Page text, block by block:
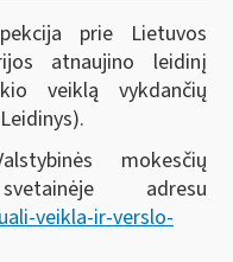
prie Lietuvos
atnaujino leidinį
veiklą vykdančių
mokesčių
adresu
veikla-ir-verslo-